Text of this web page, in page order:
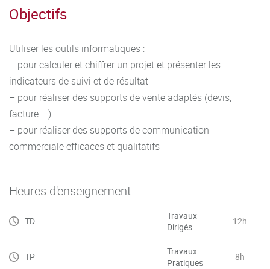
prise en
main d’un CMS
Objectifs
Utiliser les outils informatiques :
– pour calculer et chiffrer un projet et présenter les
indicateurs de suivi et de résultat
– pour réaliser des supports de vente adaptés (devis,
facture ...)
– pour réaliser des supports de communication
commerciale efficaces et qualitatifs
Heures d'enseignement
TD
Travaux
Dirigés
12h
TP
Travaux
Pratiques
8h